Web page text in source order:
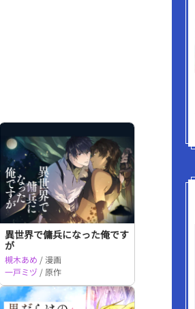
異世界で傭兵になった俺です
が
槻木あめ / 漫画
一戸ミヅ / 原作